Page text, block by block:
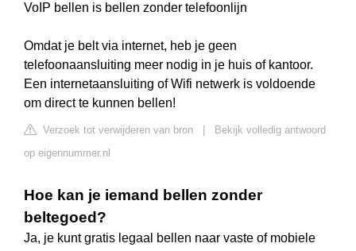
VoIP bellen is bellen zonder telefoonlijn
Omdat je belt via internet, heb je geen
telefoonaansluiting meer nodig in je huis of kantoor.
Een internetaansluiting of Wifi netwerk is voldoende
om direct te kunnen bellen!
Verzoek tot verwijderen van bron
Bekijk volledig antwoord
op eigennummer.nl
Hoe kan je iemand bellen zonder
beltegoed?
Ja, je kunt gratis legaal bellen naar vaste of mobiele